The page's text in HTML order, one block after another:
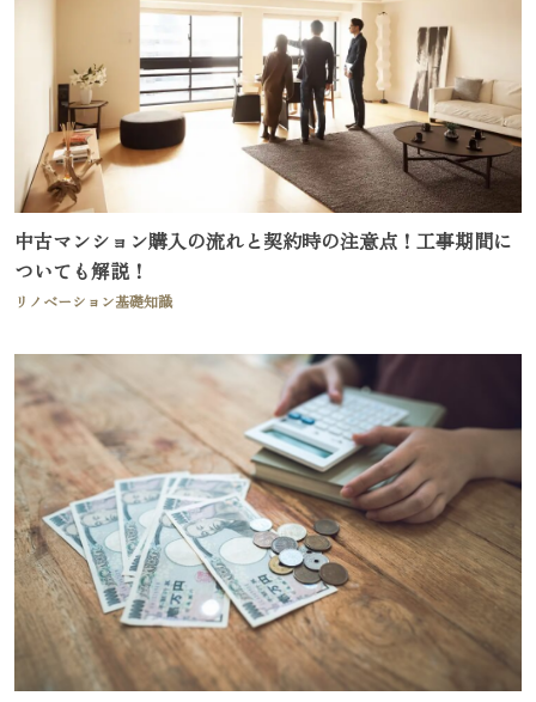
中古マンション購入の流れと契約時の注意点！工事期間に
ついても解説！
リノベーション基礎知識